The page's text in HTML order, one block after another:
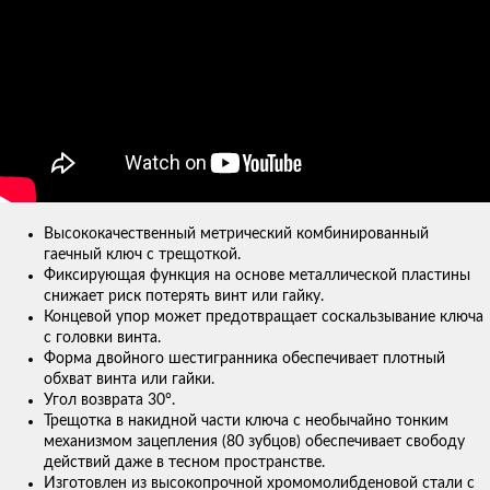
Высококачественный метрический комбинированный
гаечный ключ с трещоткой.
Фиксирующая функция на основе металлической пластины
снижает риск потерять винт или гайку.
Концевой упор может предотвращает соскальзывание ключа
с головки винта.
Форма двойного шестигранника обеспечивает плотный
обхват винта или гайки.
Угол возврата 30°.
Трещотка в накидной части ключа с необычайно тонким
механизмом зацепления (80 зубцов) обеспечивает свободу
действий даже в тесном пространстве.
Изготовлен из высокопрочной хромомолибденовой стали с